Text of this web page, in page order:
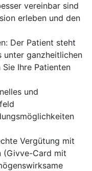
vereinbar sind
erleben und den
Der Patient steht
unter ganzheitlichen
Ihre Patienten
und
Vergütung mit
(Givve-Card mit